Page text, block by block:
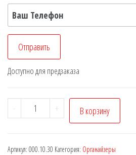
Доступно для предзаказа
- + В корзину
Артикул: 000.10.30 Категория: Органайзеры